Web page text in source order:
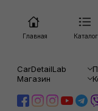
Главная Каталог
CarDetailLab
Магазин